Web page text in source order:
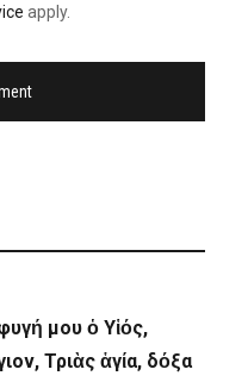
apply.
μου ὁ Υἱός,
Τριὰς ἁγία, δόξα